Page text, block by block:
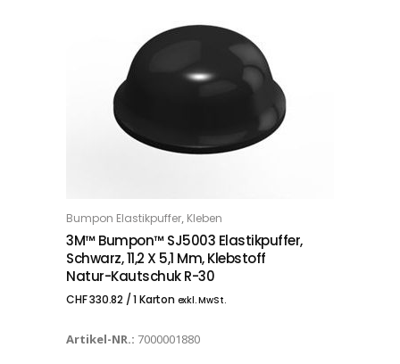
IN DEN WARENKORB
Bumpon Elastikpuffer, Kleben
3M™ Bumpon™ SJ5003 Elastikpuffer,
Schwarz, 11,2 X 5,1 Mm, Klebstoff
Natur-Kautschuk R-30
CHF330.82 / 1 Karton exkl. MwSt.
Artikel-NR.: 7000001880